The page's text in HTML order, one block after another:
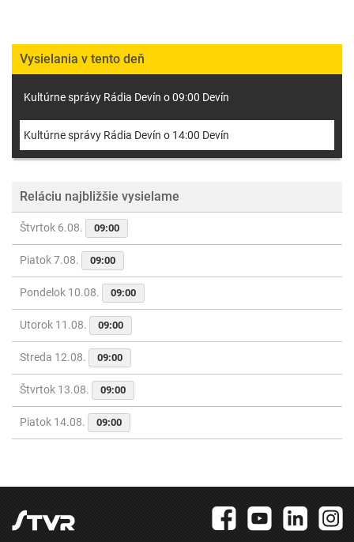
Vysielania v tento deň
Kultúrne správy Rádia Devín o 09:00 Devín
Kultúrne správy Rádia Devín o 14:00 Devín
Reláciu najbližšie vysielame
Štvrtok 6.08. 09:00
Piatok 7.08. 09:00
Pondelok 10.08. 09:00
Utorok 11.08. 09:00
Streda 12.08. 09:00
Štvrtok 13.08. 09:00
Piatok 14.08. 09:00